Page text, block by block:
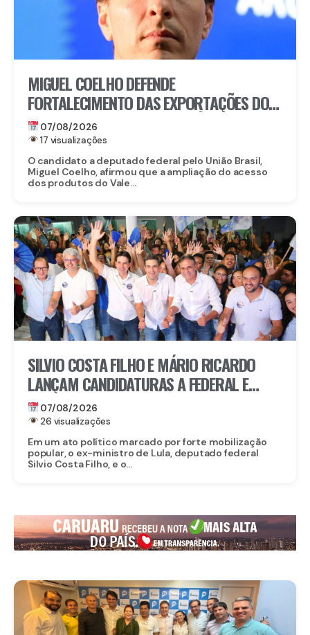
MIGUEL COELHO DEFENDE
FORTALECIMENTO DAS EXPORTAÇÕES DO
VALE DO SÃO FRANCISCO APÓS ABERTURA
DO MERCADO CHINÊS
07/08/2026
17 visualizações
O candidato a deputado federal pelo União Brasil,
Miguel Coelho, afirmou que a ampliação do acesso
dos produtos do Vale...
SILVIO COSTA FILHO E MÁRIO RICARDO
LANÇAM CANDIDATURAS A FEDERAL E
ESTADUAL EM IGARASSU COM APOIO DE
MIGUEL RICARDO
07/08/2026
26 visualizações
Em um ato político marcado por forte mobilização
popular, o ex-ministro de Lula, deputado federal
Silvio Costa Filho, e o...